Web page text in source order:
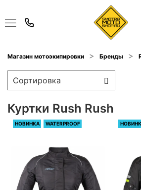
Магазин мотоэкипировки Бренды
Куртки Rush Rush
НОВИНКА WATERPROOF